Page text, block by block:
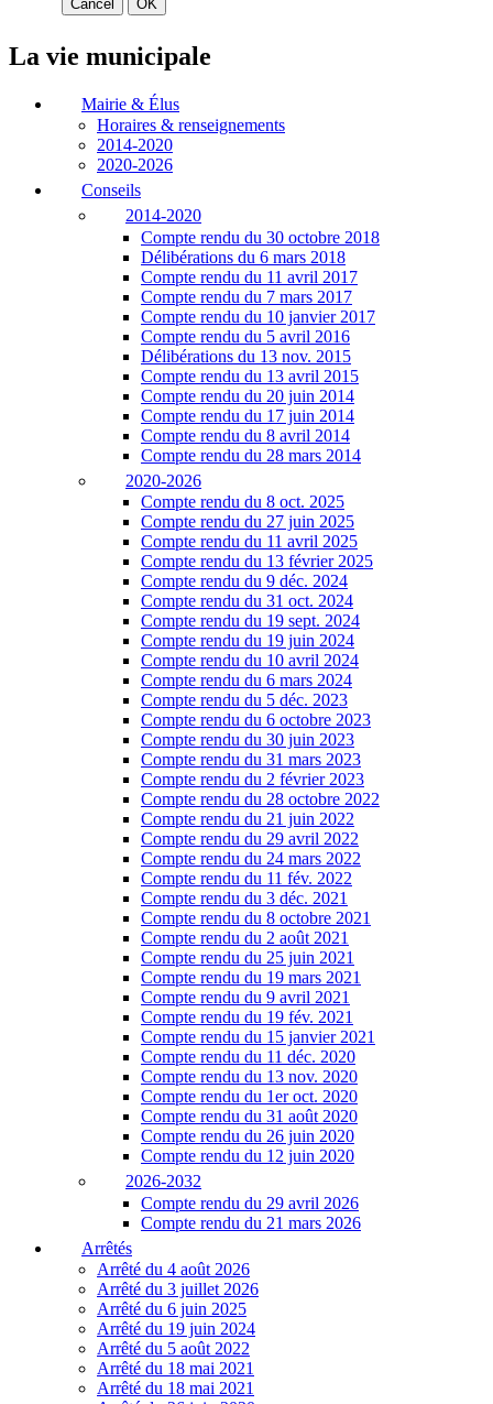
La vie municipale
Mairie & Élus
Horaires & renseignements
2014-2020
2020-2026
Conseils
2014-2020
Compte rendu du 30 octobre 2018
Délibérations du 6 mars 2018
Compte rendu du 11 avril 2017
Compte rendu du 7 mars 2017
Compte rendu du 10 janvier 2017
Compte rendu du 5 avril 2016
Délibérations du 13 nov. 2015
Compte rendu du 13 avril 2015
Compte rendu du 20 juin 2014
Compte rendu du 17 juin 2014
Compte rendu du 8 avril 2014
Compte rendu du 28 mars 2014
2020-2026
Compte rendu du 8 oct. 2025
Compte rendu du 27 juin 2025
Compte rendu du 11 avril 2025
Compte rendu du 13 février 2025
Compte rendu du 9 déc. 2024
Compte rendu du 31 oct. 2024
Compte rendu du 19 sept. 2024
Compte rendu du 19 juin 2024
Compte rendu du 10 avril 2024
Compte rendu du 6 mars 2024
Compte rendu du 5 déc. 2023
Compte rendu du 6 octobre 2023
Compte rendu du 30 juin 2023
Compte rendu du 31 mars 2023
Compte rendu du 2 février 2023
Compte rendu du 28 octobre 2022
Compte rendu du 21 juin 2022
Compte rendu du 29 avril 2022
Compte rendu du 24 mars 2022
Compte rendu du 11 fév. 2022
Compte rendu du 3 déc. 2021
Compte rendu du 8 octobre 2021
Compte rendu du 2 août 2021
Compte rendu du 25 juin 2021
Compte rendu du 19 mars 2021
Compte rendu du 9 avril 2021
Compte rendu du 19 fév. 2021
Compte rendu du 15 janvier 2021
Compte rendu du 11 déc. 2020
Compte rendu du 13 nov. 2020
Compte rendu du 1er oct. 2020
Compte rendu du 31 août 2020
Compte rendu du 26 juin 2020
Compte rendu du 12 juin 2020
2026-2032
Compte rendu du 29 avril 2026
Compte rendu du 21 mars 2026
Arrêtés
Arrêté du 4 août 2026
Arrêté du 3 juillet 2026
Arrêté du 6 juin 2025
Arrêté du 19 juin 2024
Arrêté du 5 août 2022
Arrêté du 18 mai 2021
Arrêté du 18 mai 2021